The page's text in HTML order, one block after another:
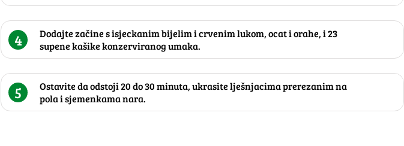
4
Dodajte začine s isjeckanim bijelim i crvenim lukom, ocat i orahe, i 23
supene kašike konzerviranog umaka.
5
Ostavite da odstoji 20 do 30 minuta, ukrasite lješnjacima prerezanim na
pola i sjemenkama nara.